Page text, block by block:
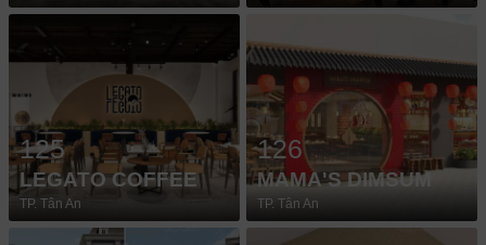
125
LEGATO COFFEE
TP. Tân An
126
MAMA'S DIMSUM
TP. Tân An